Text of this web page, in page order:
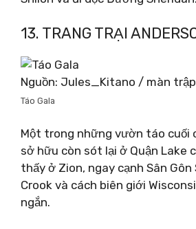
13. TRANG TRẠI
Nguồn: Jules_Kitano / màn trập
Táo Gala
Một trong những vườn táo cuối
sở hữu còn sót lại ở Quận Lake
thấy ở Zion, ngay cạnh Sân Gôn
Crook và cách biên giới
ngắn.